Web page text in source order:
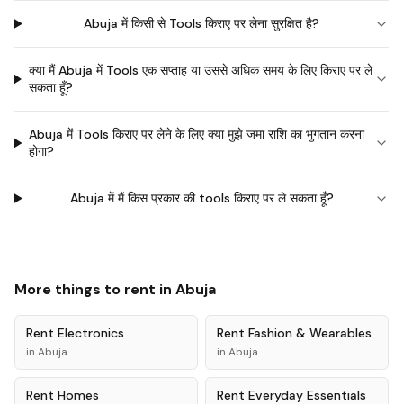
Abuja में किसी से Tools किराए पर लेना सुरक्षित है?
क्या मैं Abuja में Tools एक सप्ताह या उससे अधिक समय के लिए किराए पर ले
सकता हूँ?
Abuja में Tools किराए पर लेने के लिए क्या मुझे जमा राशि का भुगतान करना
होगा?
Abuja में मैं किस प्रकार की tools किराए पर ले सकता हूँ?
More things to rent in Abuja
Rent Electronics
in Abuja
Rent Fashion & Wearables
in Abuja
Rent Homes Rent Everyday Essentials